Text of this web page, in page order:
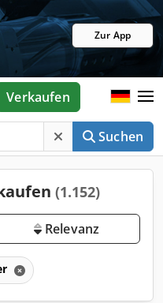
Zur App
Suchen
Verkaufen
(1.152)
Relevanz